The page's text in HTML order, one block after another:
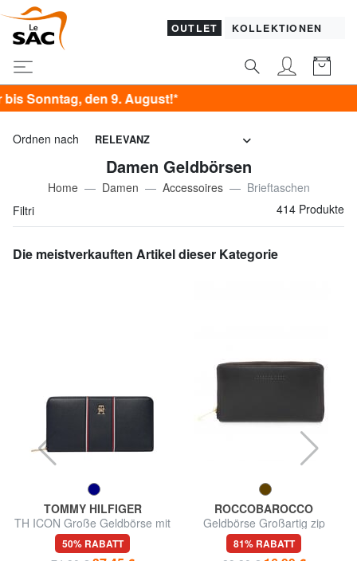
OUTLET KOLLEKTIONEN
Ordnen nach RELEVANZ
Damen Geldbörsen
Home Damen Accessoires
Brieftaschen
Filtri
414 Produkte
Die meistverkauften Artikel dieser Kategorie
TOMMY HILFIGER
TH ICON Große Geldbörse mit
Reißverschluss
50% RABATT
ROCCOBAROCCO
Geldbörse Großartig zip
around in Haut
81% RABATT